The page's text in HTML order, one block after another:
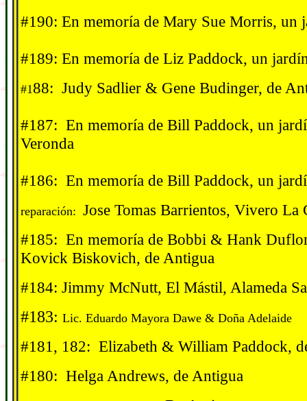
#190: En memoría de Mary Sue Morris, un
#189: En memoría de Liz Paddock, un jardí
#1 88: Judy Sadlier & Gene Budinger, de
#187: En memoría de Bill Paddock, un jardí
Veronda
#186: En memoría de Bill Paddock, un jardí
reparación: Jose Tomas Barrientos, Vivero La
#185: En memoría de Bobbi & Hank
Kovick Biskovich, de Antigua
#184: Jimmy McNutt, El Mástil, Alameda
#183: Lic. Eduardo Mayora Dawe & Doña Adelaide
#181, 182: Elizabeth & William Paddock,
#180: Helga Andrews, de Antigua